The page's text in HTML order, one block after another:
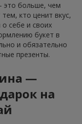
это больше, чем
кто ценит вкус,
о себе и своих
букет в
и обязательно
презенты.
—
на